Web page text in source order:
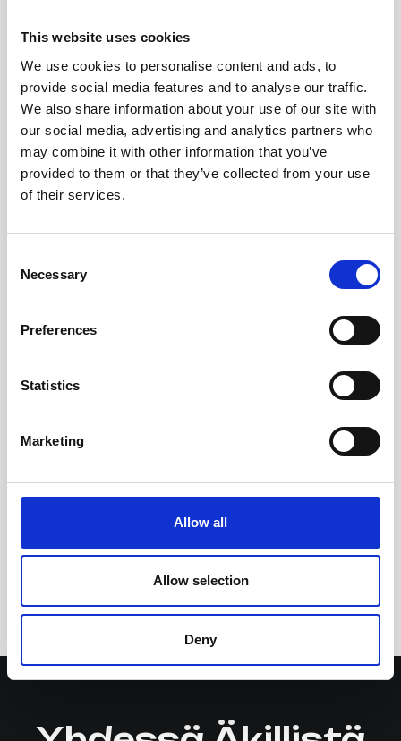
This website uses cookies
We use cookies to personalise content and ads, to
provide social media features and to analyse our traffic.
We also share information about your use of our site with
our social media, advertising and analytics partners who
may combine it with other information that you’ve
provided to them or that they’ve collected from your use
of their services.
Selection
Necessary
Preferences
Statistics
Marketing
Allow all
Allow selection
Deny
sähköpostiosoitetta ilmoittautuminen ei mene perille.
Ilmoittaudu webinaariin!
Voit myös varata ajan Business Äänekosken yritysneuvojalle
henkilökohtaiseen ja luottamukselliseen yritysneuvontaan.
Varaa aika yritysneuvontaan!
20.11.2025
15:00 - 16:00
Suomen Uusyrityskeskus
entrepreneur in Finland
YmpyräKS-etäaamukahvit:
alihankintaketjun vastuullisuus